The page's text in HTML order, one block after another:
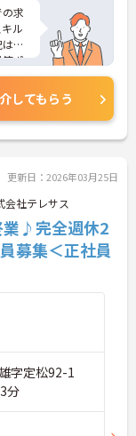
求
ル
固
ポ
軽
してもらう
更新日：2026年03月25日
会社テレサス
業♪完全週休2
募集＜正社員
字定松92-1
分